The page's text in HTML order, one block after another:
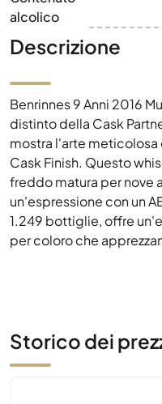
alcolico
Descrizione
Benrinnes 9 Anni 2016
distinto della Cask
mostra l'arte meticolosa
Cask Finish. Questo
freddo matura per nove
un'espressione con un
1.249 bottiglie, offre
per coloro che
Storico dei